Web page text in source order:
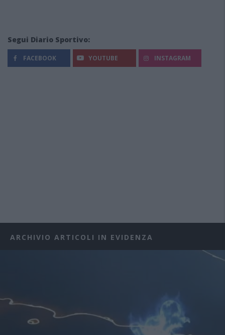
Segui Diario Sportivo:
FACEBOOK YOUTUBE INSTAGRAM
ARCHIVIO ARTICOLI IN EVIDENZA